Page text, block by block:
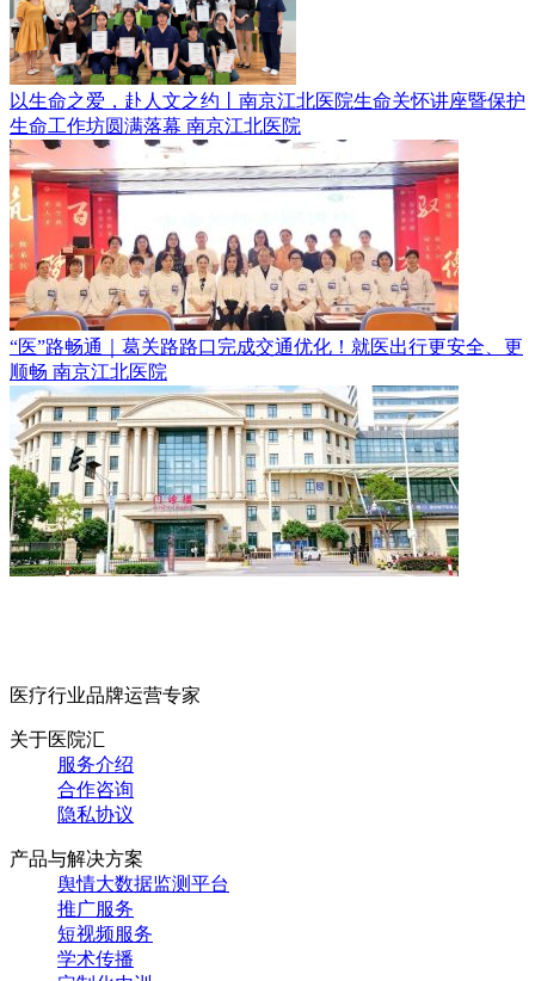
以生命之爱，赴人文之约丨南京江北医院生命关怀讲座暨保护
生命工作坊圆满落幕 南京江北医院
“医”路畅通｜葛关路路口完成交通优化！就医出行更安全、更
顺畅 南京江北医院
医疗行业品牌运营专家
关于医院汇
服务介绍
合作咨询
隐私协议
产品与解决方案
舆情大数据监测平台
推广服务
短视频服务
学术传播